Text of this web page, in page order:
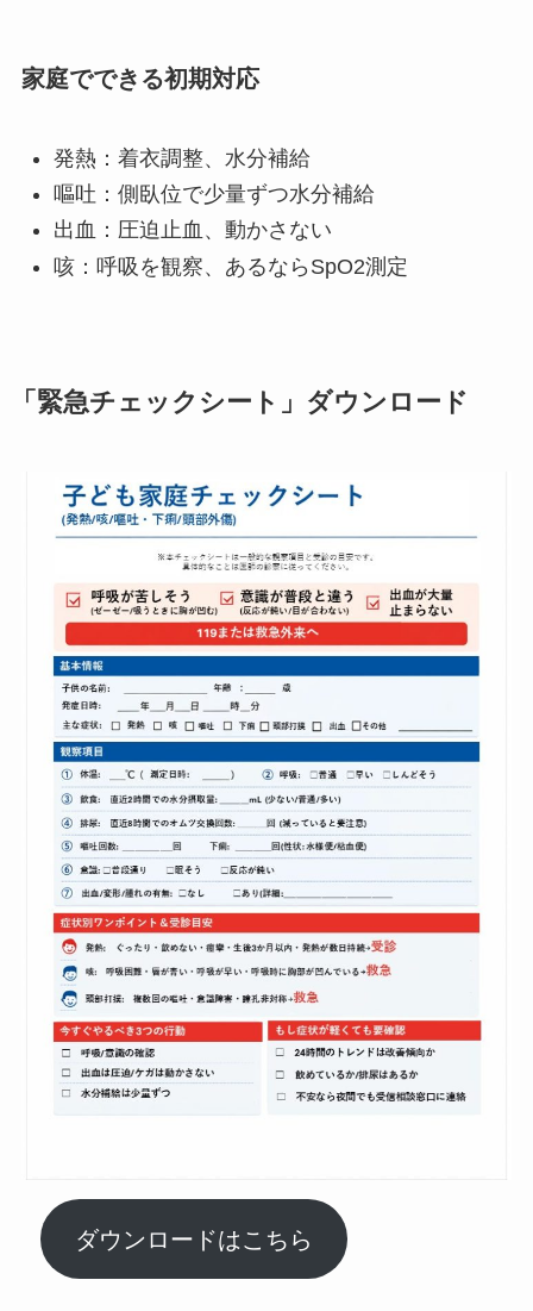
家庭でできる初期対応
発熱：着衣調整、水分補給
嘔吐：側臥位で少量ずつ水分補給
出血：圧迫止血、動かさない
咳：呼吸を観察、あるならSpO2測定
「緊急チェックシート」ダウンロード
ダウンロードはこちら